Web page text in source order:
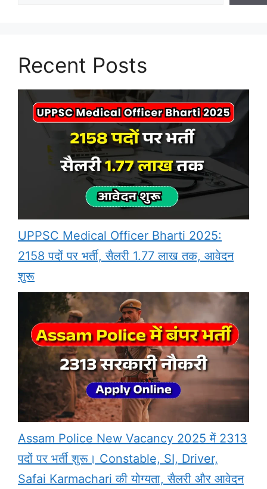
Recent Posts
UPPSC Medical Officer Bharti 2025:
2158 पदों पर भर्ती, सैलरी 1.77 लाख तक, आवेदन
शुरू
Assam Police New Vacancy 2025 में 2313
पदों पर भर्ती शुरू। Constable, SI, Driver,
Safai Karmachari की योग्यता, सैलरी और आवेदन